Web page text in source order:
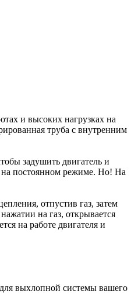
и высоких нагрузках на
труба с внутренним
задушить двигатель и
на постоянном режиме. Но! На
отпустив газ, затем
на газ, открывается
на работе двигателя и
выхлопной системы вашего